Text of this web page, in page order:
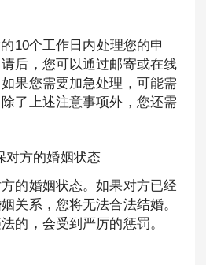
10个工作日内处理您的申
后，您可以通过邮寄或在线
果您需要加急处理，可能需
了上述注意事项外，您还需
对方的婚姻状态
的婚姻状态。如果对方已经
关系，您将无法合法结婚。
的，会受到严厉的惩罚。